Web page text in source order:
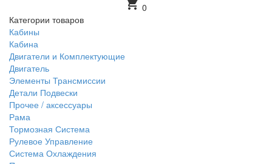
shopping_cart 0
Категории товаров
Кабины
Кабина
Двигатели и Комплектующие
Двигатель
Элементы Трансмиссии
Детали Подвески
Прочее / аксессуары
Рама
Тормозная Система
Рулевое Управление
Система Охлаждения